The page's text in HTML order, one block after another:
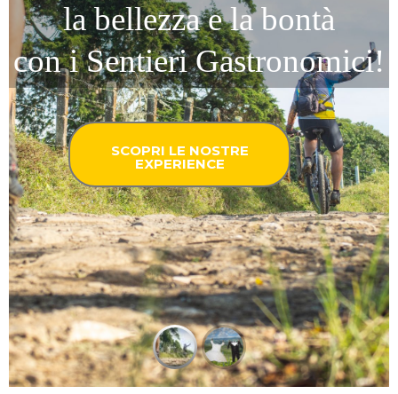
la bellezza e la bontà
con i Sentieri Gastronomici!
SCOPRI LE NOSTRE
EXPERIENCE